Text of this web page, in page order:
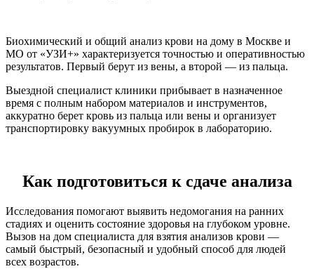
Биохимический и общий анализ крови на дому в Москве и
МО от «УЗИ+» характеризуется точностью и оперативностью
результатов. Первый берут из вены, а второй — из пальца.
Выездной специалист клиники прибывает в назначенное
время с полным набором материалов и инструментов,
аккуратно берет кровь из пальца или вены и организует
транспортировку вакуумных пробирок в лабораторию.
Как подготовиться к сдаче анализа
Исследования помогают выявить недомогания на ранних
стадиях и оценить состояние здоровья на глубоком уровне.
Вызов на дом специалиста для взятия анализов крови —
самый быстрый, безопасный и удобный способ для людей
всех возрастов.